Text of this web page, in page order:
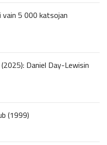
vain 5 000 katsojan
Daniel Day-Lewisin
(1999)